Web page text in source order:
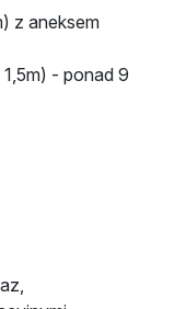
z aneksem
- ponad 9